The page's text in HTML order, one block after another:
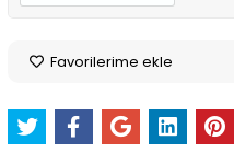
Favorilerime ekle